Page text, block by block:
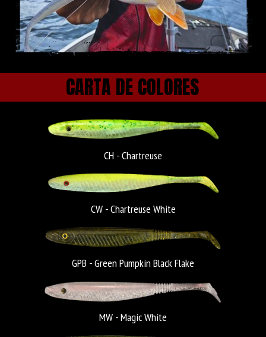
CARTA DE COLORES
CH - Chartreuse
CW - Chartreuse White
GPB - Green Pumpkin Black Flake
MW - Magic White